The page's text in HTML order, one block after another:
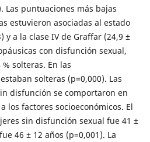
Las puntuaciones más bajas
estuvieron asociadas al estado
y a la clase IV de Graffar (24,9 ±
con disfunción sexual,
solteras. En las
solteras (p=0,000). Las
disfunción se comportaron en
los factores socioeconómicos. El
sin disfunción sexual fue 41 ±
46 ± 12 años (p=0,001). La